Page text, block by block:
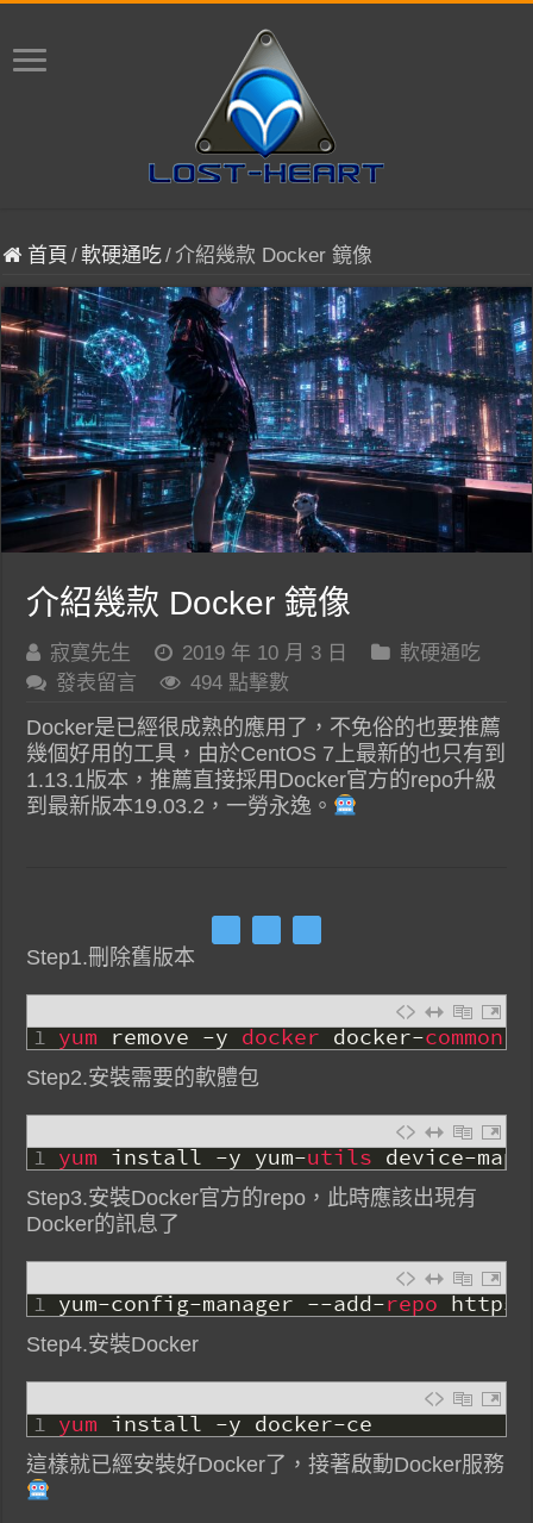
首頁 /軟硬通吃/介紹幾款 Docker 鏡像
介紹幾款 Docker 鏡像
寂寞先生 2019 年 10 月 3 日
軟硬通吃
發表留言
494 點擊數
Docker是已經很成熟的應用了，不免俗的也要推薦
幾個好用的工具，由於CentOS 7上最新的也只有到
1.13.1版本，推薦直接採用Docker官方的repo升級
到最新版本19.03.2，一勞永逸。
Step1.刪除舊版本
1 yum remove -y docker docker-common
Step2.安裝需要的軟體包
1 yum install -y yum-utils device-
Step3.安裝Docker官方的repo，此時應該出現有
Docker的訊息了
1 yum-config-manager --add-repo https
Step4.安裝Docker
1 yum install -y docker-ce
這樣就已經安裝好Docker了，接著啟動Docker服務